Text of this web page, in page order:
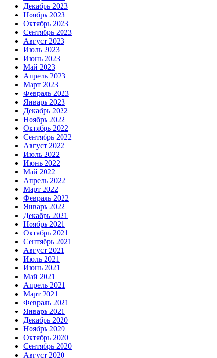
Декабрь 2023
Ноябрь 2023
Октябрь 2023
Сентябрь 2023
Август 2023
Июль 2023
Июнь 2023
Май 2023
Апрель 2023
Март 2023
Февраль 2023
Январь 2023
Декабрь 2022
Ноябрь 2022
Октябрь 2022
Сентябрь 2022
Август 2022
Июль 2022
Июнь 2022
Май 2022
Апрель 2022
Март 2022
Февраль 2022
Январь 2022
Декабрь 2021
Ноябрь 2021
Октябрь 2021
Сентябрь 2021
Август 2021
Июль 2021
Июнь 2021
Май 2021
Апрель 2021
Март 2021
Февраль 2021
Январь 2021
Декабрь 2020
Ноябрь 2020
Октябрь 2020
Сентябрь 2020
Август 2020